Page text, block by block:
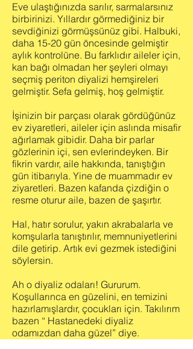
Eve ulaştığınızda sarılır, sarmalarsınız
birbirinizi. Yıllardır görmediğiniz bir
sevdiğinizi görmüşsünüz gibi. Halbuki,
daha 15-20 gün öncesinde gelmiştir
aylık kontrolüne. Bu farklıdır aileler için,
kan bağı olmadan her şeyleri olmayı
seçmiş periton diyalizi hemşireleri
gelmiştir. Sefa gelmiş, hoş gelmiştir.
İşinizin bir parçası olarak gördüğünüz
ev ziyaretleri, aileler için aslında misafir
ağırlamak gibidir. Daha bir parlar
gözlerinin içi, sen evlerindeyken. Bir
fikrin vardır, aile hakkında, tanıştığın
gün itibarıyla. Yine de muammadır ev
ziyaretleri. Bazen kafanda çizdiğin o
resme oturur aile, bazen de şaşırtır.
Hal, hatır sorulur, yakın akrabalarla ve
komşularla tanıştırılır, memnuniyetlerini
dile getirip. Artık evi gezmek istediğini
söylersin.
Ah o diyaliz odaları! Gururum.
Koşullarınca en güzelini, en temizini
hazırlamışlardır, çocukları için. Takılırım
bazen “ Hastanedeki diyaliz
odamızdan daha güzel” diye.